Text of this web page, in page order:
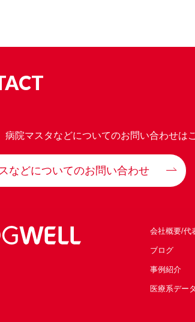
病院マスタなどについてのお問い合わせは
などについてのお問い合わせ
会社概要/代
ブログ
事例紹介
医療系デー